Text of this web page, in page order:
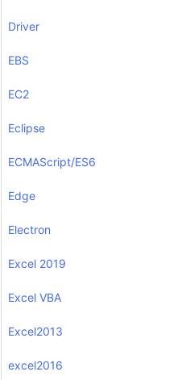
Driver
EBS
EC2
Eclipse
ECMAScript/ES6
Edge
Electron
Excel 2019
Excel VBA
Excel2013
excel2016